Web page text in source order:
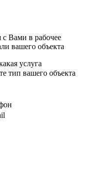
Вами в рабочее
вашего объекта
услуга
тип вашего объекта